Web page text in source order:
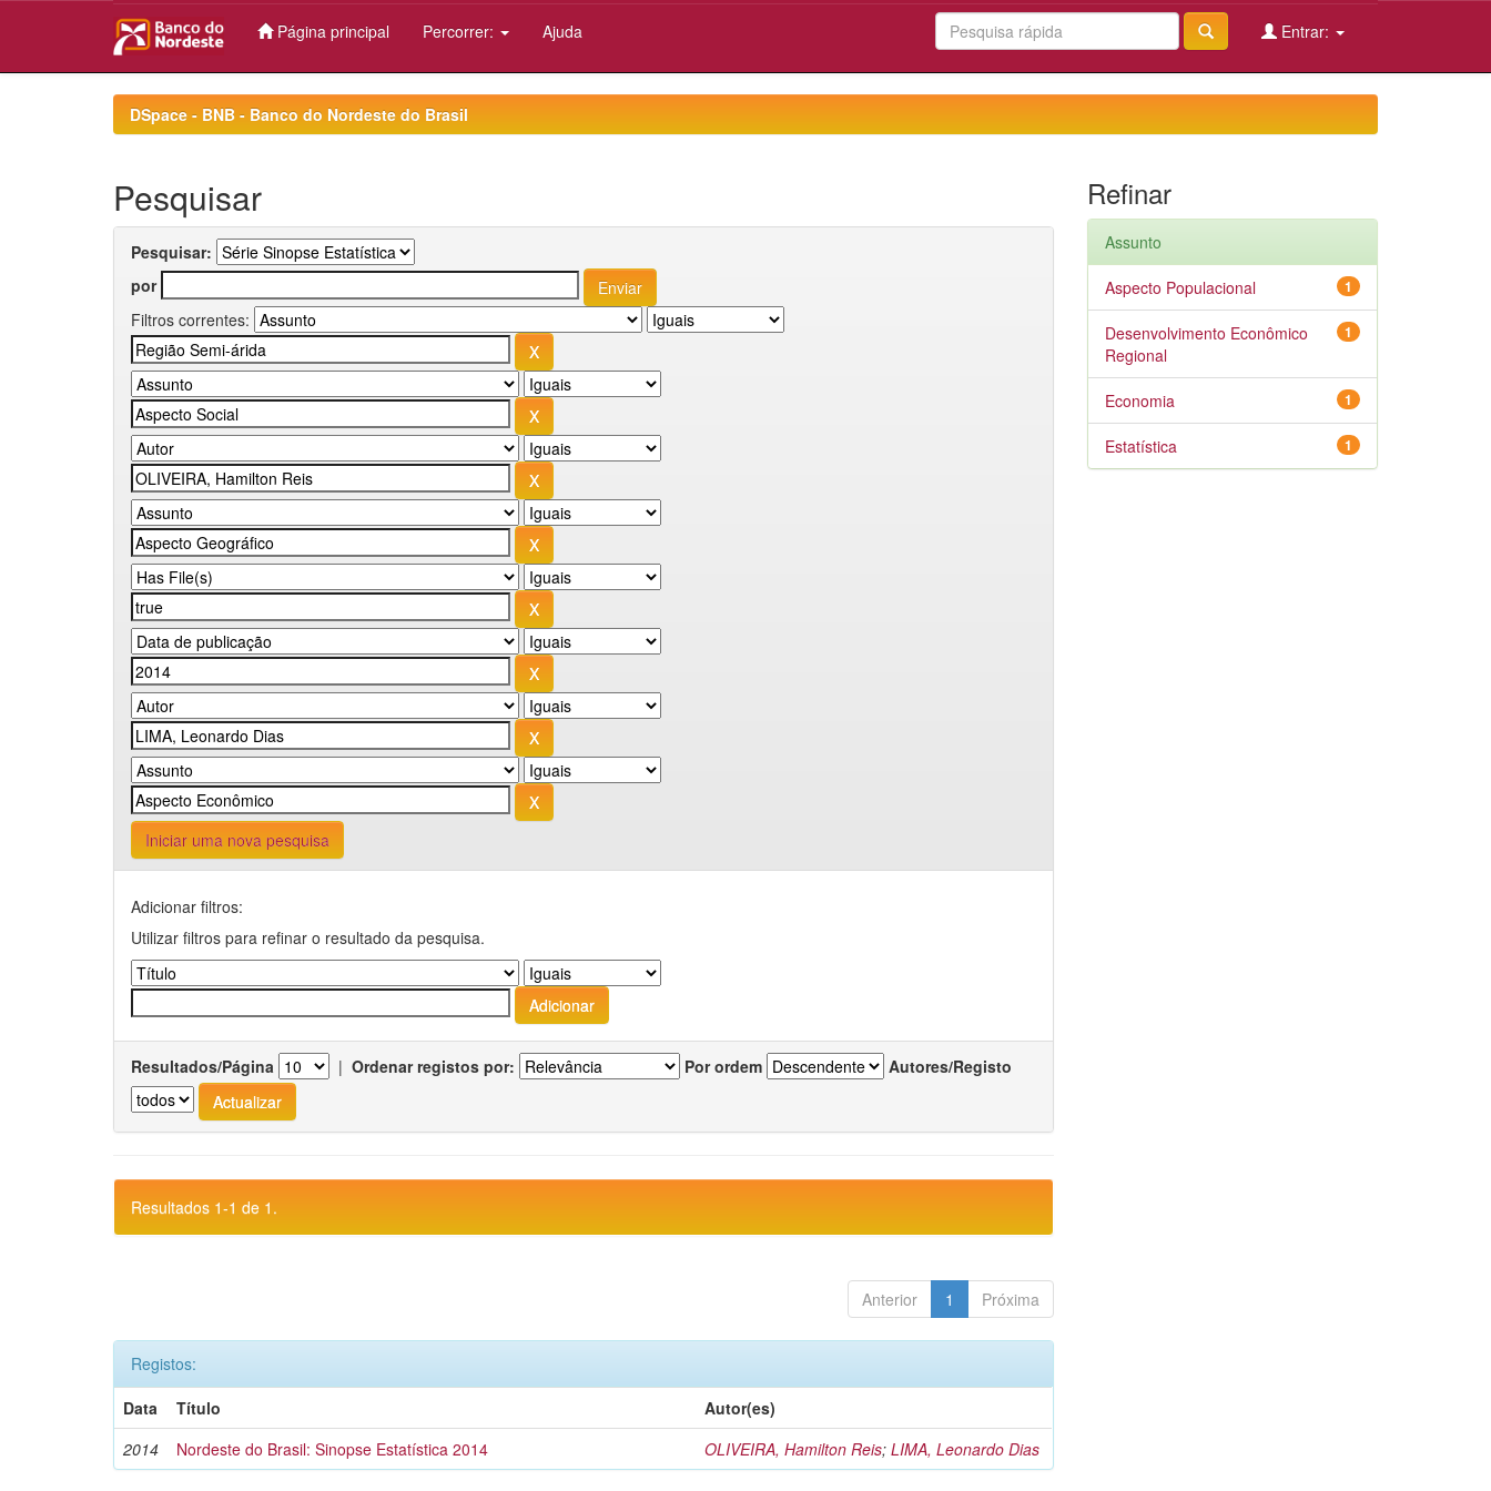
Página principal Percorrer: Ajuda Entrar:
DSpace - BNB - Banco do Nordeste do Brasil
Pesquisar
Pesquisar:
por
Filtros correntes:
Iniciar uma nova pesquisa
Adicionar filtros:
Utilizar filtros para refinar o resultado da pesquisa.
Resultados/Página | Ordenar registos por: Por ordem Autores/Registo
Resultados 1-1 de 1.
Anterior 1 Próxima
Registos:
Data
Título
Autor(es)
2014
Nordeste do Brasil: Sinopse Estatística 2014 OLIVEIRA, Hamilton Reis;LIMA, Leonardo Dias
Refinar
Assunto
1
Aspecto Populacional
1
Desenvolvimento Econômico
Regional
1
Economia
1
Estatística